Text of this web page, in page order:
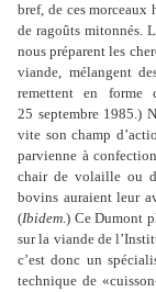
bref, de ces morceaux
de ragoûts mitonnés.
nous préparent les
viande, mélangent
remettent en forme
25 septembre 1985.)
vite son champ d’
parvienne à
chair de volaille ou
bovins auraient leur
(Ibidem.) Ce Dumont
sur la viande de l’
c’est donc un
technique de